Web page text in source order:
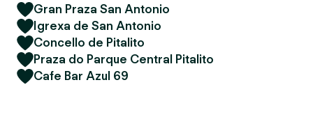
Gran Praza San Antonio
Igrexa de San Antonio
Concello de Pitalito
Praza do Parque Central Pitalito
Cafe Bar Azul 69